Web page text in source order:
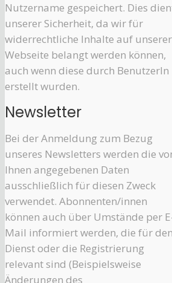
Nutzername gespeichert. Dies
unserer Sicherheit, da wir für
widerrechtliche Inhalte auf unserer
Webseite belangt werden können,
auch wenn diese durch BenutzerIn
erstellt wurden.
Newsletter
Bei der Anmeldung zum Bezug
unseres Newsletters werden die
Ihnen angegebenen Daten
ausschließlich für diesen Zweck
verwendet. Abonnenten/innen
können auch über Umstände per
Mail informiert werden, die für den
Dienst oder die Registrierung
relevant sind (Beispielsweise
Änderungen des